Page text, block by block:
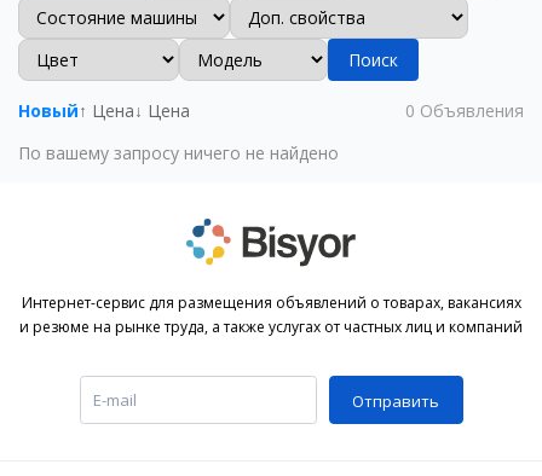
Поиск
Новый↑ Цена↓ Цена 0 Объявления
По вашему запросу ничего не найдено
Интернет-сервис для размещения объявлений о товарах, вакансиях
и резюме на рынке труда, а также услугах от частных лиц и компаний
Отправить